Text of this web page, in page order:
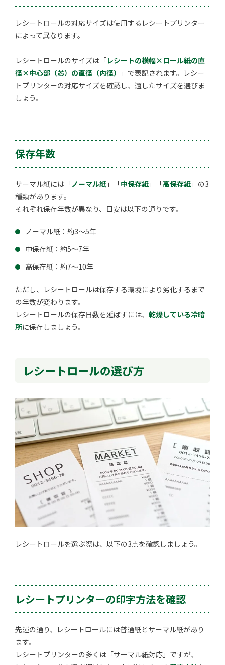
レシートロールの対応サイズは使用するレシートプリンター
によって異なります。
レシートロールのサイズは「レシートの横幅×ロール紙の直
径×中心部（芯）の直径（内径）
」で表記されます。レシー
トプリンターの対応サイズを確認し、適したサイズを選びま
しょう。
保存年数
サーマル紙には「ノーマル紙 」「中保存紙 」「高保存紙 」の3
種類があります。
それぞれ保存年数が異なり、目安は以下の通りです。
ノーマル紙：約3～5年
中保存紙：約5～7年
高保存紙：約7～10年
ただし、レシートロールは保存する環境により劣化するまで
の年数が変わります。
レシートロールの保存日数を延ばすには、 乾燥している冷暗
所に保存しましょう。
レシートロールの選び方
レシートロールを選ぶ際は、以下の3点を確認しましょう。
レシートプリンターの印字方法を確認
先述の通り、レシートロールには普通紙とサーマル紙があり
ます。
レシートプリンターの多くは「サーマル紙対応」ですが、